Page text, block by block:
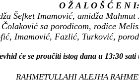
O Ž A L O Š Ć E N I:
Šefket Imamović, amidža
sa porodicom, rodice
Imamović, Fazlić, Turković,
će se proučiti istog dana u 13:30
RAHMETULLAHI ALEJHA